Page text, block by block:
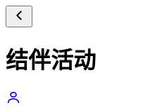
结伴活动